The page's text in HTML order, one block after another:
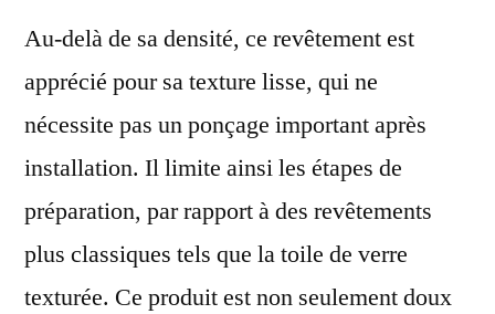
Au-delà de sa densité, ce revêtement est
apprécié pour sa texture lisse, qui ne
nécessite pas un ponçage important après
installation. Il limite ainsi les étapes de
préparation, par rapport à des revêtements
plus classiques tels que la toile de verre
texturée. Ce produit est non seulement doux